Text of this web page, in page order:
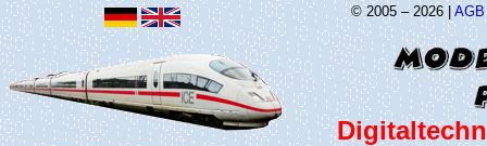
© 2005 – 2026 |AGB